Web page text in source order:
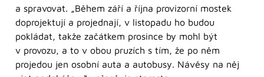
a spravovat. „Během září a října provizorní mostek
doprojektují a projednají, v listopadu ho budou
pokládat, takže začátkem prosince by mohl být
v provozu, a to v obou pruzích s tím, že po něm
projedou jen osobní auta a autobusy. Návěsy na něj